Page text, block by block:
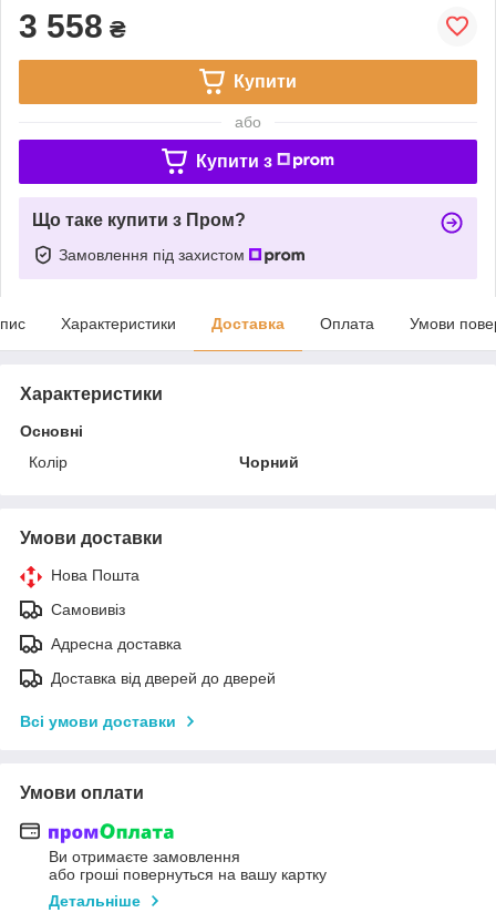
3 558 ₴
Купити
або
Купити з
Що таке купити з Пром?
Замовлення під захистом
Характеристики Доставка Оплата Умови
Характеристики
Основні
Колір
Чорний
Умови доставки
Нова Пошта
Самовивіз
Адресна доставка
Доставка від дверей до дверей
Всі умови доставки
Умови оплати
Ви отримаєте замовлення
або гроші повернуться на вашу картку
Детальніше